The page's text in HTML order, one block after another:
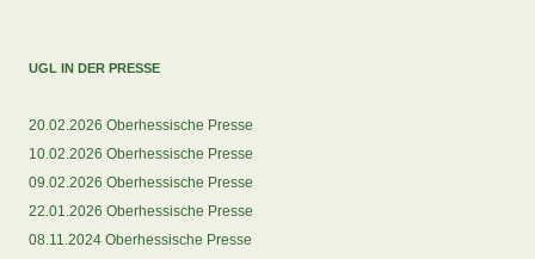
UGL IN DER PRESSE
20.02.2026 Oberhessische Presse
10.02.2026 Oberhessische Presse
09.02.2026 Oberhessische Presse
22.01.2026 Oberhessische Presse
08.11.2024 Oberhessische Presse